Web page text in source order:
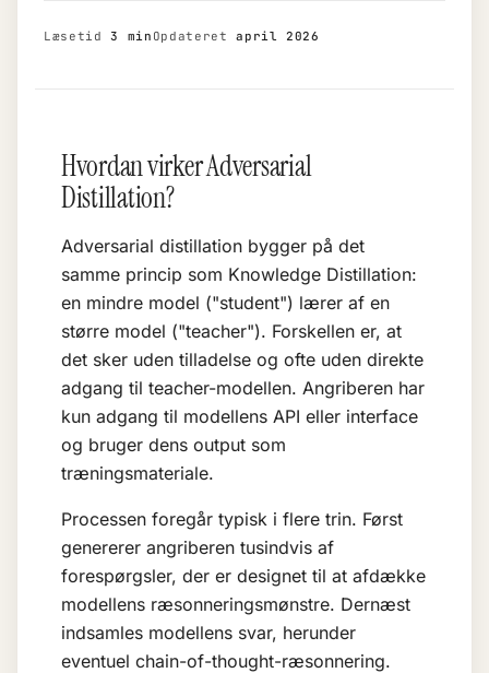
Læsetid3 min Opdateretapril 2026
Hvordan virker Adversarial
Distillation?
Adversarial distillation bygger på det
samme princip som Knowledge Distillation:
en mindre model ("student") lærer af en
større model ("teacher"). Forskellen er, at
det sker uden tilladelse og ofte uden direkte
adgang til teacher-modellen. Angriberen har
kun adgang til modellens API eller interface
og bruger dens output som
træningsmateriale.
Processen foregår typisk i flere trin. Først
genererer angriberen tusindvis af
forespørgsler, der er designet til at afdække
modellens ræsonneringsmønstre. Dernæst
indsamles modellens svar, herunder
eventuel chain-of-thought-ræsonnering.